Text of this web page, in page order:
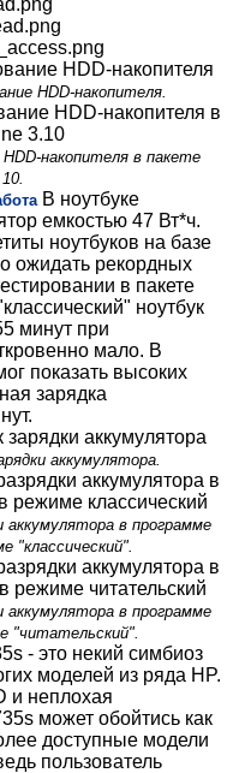
HDD-накопителя.
накопителя в пакете
В ноутбуке
емкостью 47 Вт*ч.
ноутбуков на базе
ожидать рекордных
в пакете
ноутбук
минут при
мало. В
показать высоких
зарядка
аккумулятора.
аккумулятора в программе
"классический".
аккумулятора в программе
"читательский".
- это некий симбиоз
моделей из ряда HP.
и неплохая
может обойтись как
доступные модели
пользователь